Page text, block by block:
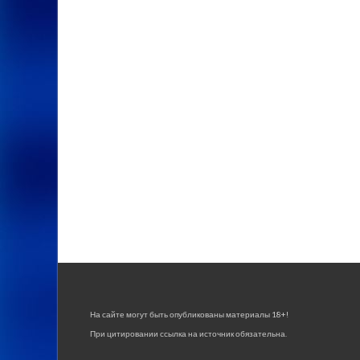
На сайте могут быть опубликованы материалы 18+!
При цитировании ссылка на источник обязательна.